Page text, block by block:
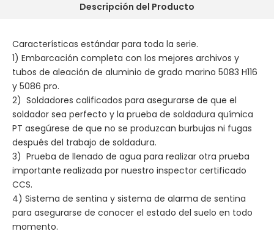
Descripción del Producto
Características estándar para toda la serie.
1) Embarcación completa con los mejores archivos y
tubos de aleación de aluminio de grado marino 5083 H116
y 5086 pro.
2) Soldadores calificados para asegurarse de que el
soldador sea perfecto y la prueba de soldadura química
PT asegúrese de que no se produzcan burbujas ni fugas
después del trabajo de soldadura.
3) Prueba de llenado de agua para realizar otra prueba
importante realizada por nuestro inspector certificado
CCS.
4) Sistema de sentina y sistema de alarma de sentina
para asegurarse de conocer el estado del suelo en todo
momento.